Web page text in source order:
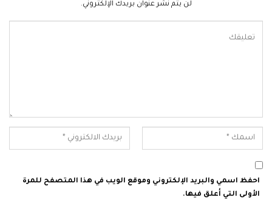
لن يتم نشر عنوان بريدك الإلكتروني.
احفظ اسمي والبريد الإلكتروني وموقع الويب في هذا المتصفح للمرة
الأولى التي أعلق فيها.